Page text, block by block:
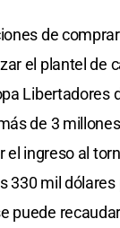
de
el plantel de
Libertadores
de 3
el ingreso al
330 mil
puede